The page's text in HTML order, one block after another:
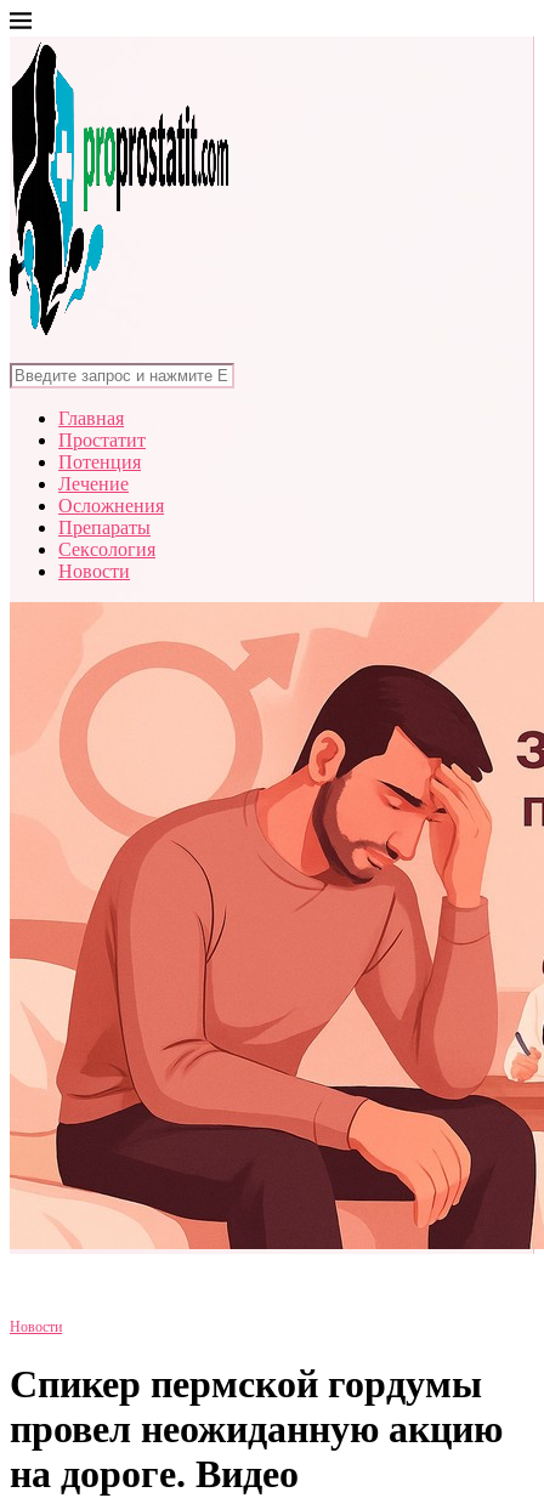
Главная
Простатит
Потенция
Лечение
Осложнения
Препараты
Сексология
Новости
Новости
Спикер пермской гордумы
провел неожиданную акцию
на дороге. Видео